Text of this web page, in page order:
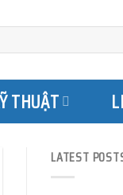
THUẬT
LATEST